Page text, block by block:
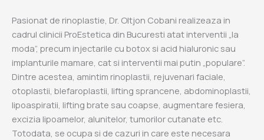
Pasionat de rinoplastie, Dr. Oltjon Cobani realizeaza in
cadrul clinicii ProEstetica din Bucuresti atat interventii „la
moda”, precum injectarile cu botox si acid hialuronic sau
implanturile mamare, cat si interventii mai putin „populare”.
Dintre acestea, amintim rinoplastii, rejuvenari faciale,
otoplastii, blefaroplastii, lifting sprancene, abdominoplastii,
lipoaspiratii, lifting brate sau coapse, augmentare fesiera,
excizia lipoamelor, alunitelor, tumorilor cutanate etc.
Totodata, se ocupa si de cazuri in care este necesara